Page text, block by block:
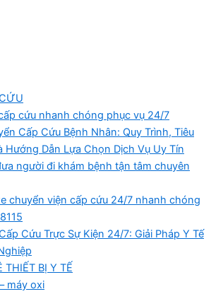
cứu nhanh chóng phục vụ 24/7
Cấp Cứu Bệnh Nhân: Quy Trình, Tiêu
Hướng Dẫn Lựa Chọn Dịch Vụ Uy Tín
người đi khám bệnh tận tâm chuyên
chuyển viện cấp cứu 24/7 nhanh chóng
Cứu Trực Sự Kiện 24/7: Giải Pháp Y Tế
THIẾT BỊ Y TẾ
máy oxi